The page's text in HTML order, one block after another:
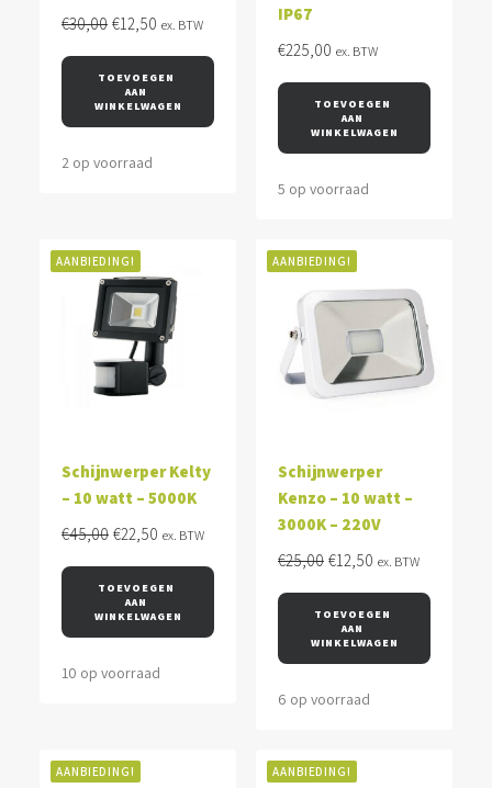
€30,00 Oorspronkelijke
was:
€30,00.
€12,50 Huidige
is:
€12,50.
ex. BTW
TOEVOEGEN
AAN
WINKELWAGEN
2 op voorraad
IP67
€225,00 ex. BTW
TOEVOEGEN
AAN
WINKELWAGEN
5 op voorraad
AANBIEDING!
Schijnwerper Kelty
– 10 watt – 5000K
€45,00 Oorspronkelijke
was:
€45,00.
€22,50 Huidige
is:
€22,50.
ex. BTW
TOEVOEGEN
AAN
WINKELWAGEN
10 op voorraad
AANBIEDING!
Schijnwerper
Kenzo – 10 watt –
3000K – 220V
€25,00 Oorspronkelijke
was:
€25,00.
€12,50 Huidige
is:
€12,50.
ex. BTW
TOEVOEGEN
AAN
WINKELWAGEN
6 op voorraad
AANBIEDING! AANBIEDING!